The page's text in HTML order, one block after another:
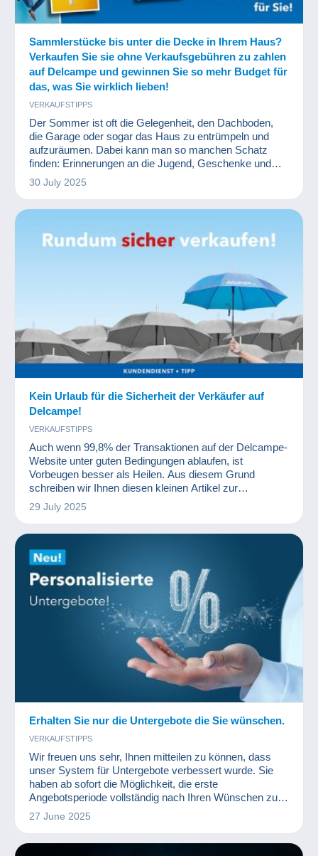
Sammlerstücke bis unter die Decke in Ihrem Haus?
Verkaufen Sie sie ohne Verkaufsgebühren zu zahlen
auf Delcampe und gewinnen Sie so mehr Budget für
das, was Sie wirklich lieben!
VERKAUFSTIPPS
Der Sommer ist oft die Gelegenheit, den Dachboden,
die Garage oder sogar das Haus zu entrümpeln und
aufzuräumen. Dabei kann man so manchen Schatz
finden: Erinnerungen an die Jugend, Geschenke und
Zeichnungen von Kindern, aber auch vergessene
Gegenstände, die man nicht mehr braucht oder die
manchmal auch Sammellose, und darunter befinden
sich oft Dinge, die ma
30 July 2025
Kein Urlaub für die Sicherheit der Verkäufer auf
Delcampe!
VERKAUFSTIPPS
Auch wenn 99,8% der Transaktionen auf der Delcampe-
Website unter guten Bedingungen ablaufen, ist
Vorbeugen besser als Heilen. Aus diesem Grund
schreiben wir Ihnen diesen kleinen Artikel zur
Erinnerung, um mögliche Missgeschicke zu vermeiden.
29 July 2025
Erhalten Sie nur die Untergebote die Sie wünschen.
VERKAUFSTIPPS
Wir freuen uns sehr, Ihnen mitteilen zu können, dass
unser System für Untergebote verbessert wurde. Sie
haben ab sofort die Möglichkeit, die erste
Angebotsperiode vollständig nach Ihren Wünschen zu
gestalten.
27 June 2025